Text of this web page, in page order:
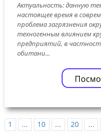
Актуальность: данную
настоящее время в
проблема загрязнения
техногенным влиянием
предприятий, в
обитани...
1 ... 10 ... 20 ...